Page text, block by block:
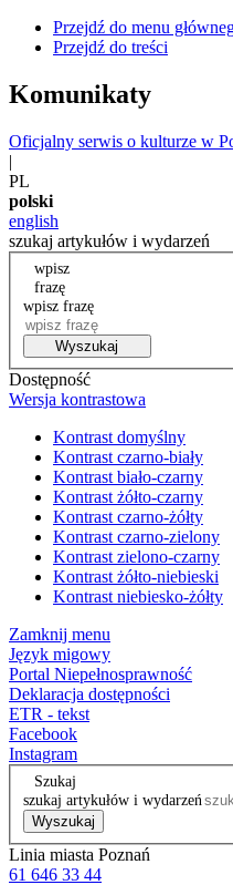
Przejdź do menu
Przejdź do treści
Komunikaty
Oficjalny serwis o kulturze w
|
PL
polski
english
szukaj artykułów i wydarzeń
wpisz
frazę
wpisz frazę
Wyszukaj
Dostępność
Wersja kontrastowa
Kontrast domyślny
Kontrast czarno-biały
Kontrast biało-czarny
Kontrast żółto-czarny
Kontrast czarno-żółty
Kontrast czarno-zielony
Kontrast zielono-czarny
Kontrast żółto-niebieski
Kontrast niebiesko-żółty
Zamknij menu
Język migowy
Portal Niepełnosprawność
Deklaracja dostępności
ETR - tekst
Facebook
Instagram
Szukaj
szukaj artykułów i wydarzeń
Wyszukaj
Linia miasta Poznań
61 646 33 44